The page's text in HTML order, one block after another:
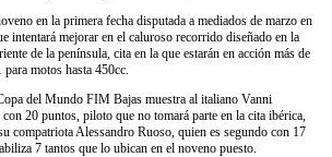
en la primera fecha disputada a mediados de marzo en
intentará mejorar en el caluroso recorrido diseñado en la
de la península, cita en la que estarán en acción más de
motos hasta 450cc.
del Mundo FIM Bajas muestra al italiano Vanni
20 puntos, piloto que no tomará parte en la cita ibérica,
compatriota Alessandro Ruoso, quien es segundo con 17
7 tantos que lo ubican en el noveno puesto.